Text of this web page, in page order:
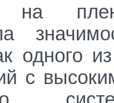
на
одного
с